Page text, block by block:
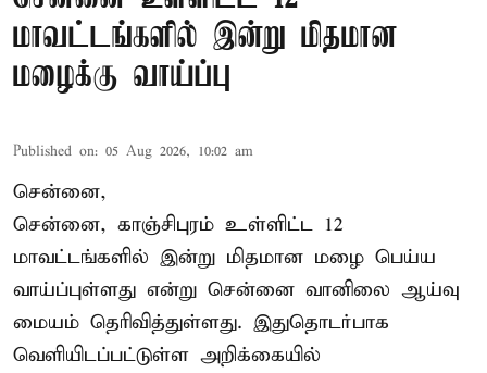
மாவட்டங்களில் இன்று மிதமான
மழைக்கு வாய்ப்பு
Published on: 05 Aug 2026, 10:02 am
சென்னை,
சென்னை, காஞ்சிபுரம் உள்ளிட்ட 12
மாவட்டங்களில் இன்று மிதமான மழை பெய்ய
வாய்ப்புள்ளது என்று சென்னை வானிலை ஆய்வு
மையம் தெரிவித்துள்ளது. இதுதொடர்பாக
வெளியிடப்பட்டுள்ள அறிக்கையில்